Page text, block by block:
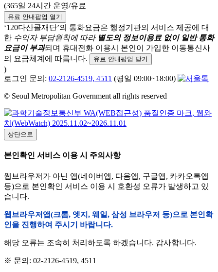
(365일 24시간 운영/유료
유료 안내팝업 열기
‘120다산콜재단’의 통화요금은 행정기관의 서비스 제공에 대
한 수익자 부담원칙에 따라 별도의 정보이용료 없이 일반 통화
요금이 부과되며 휴대전화 이용시 본인이 가입한 이동통신사
의 요금체계에 따릅니다.
유료 안내팝업 닫기
)
로그인 문의: 02-2126-4519, 4511 (평일 09:00~18:00)
© Seoul Metropolitan Government all rights reserved
상단으로
본인확인 서비스 이용 시 주의사항
웹브라우저가 아닌 앱(네이버앱, 다음앱, 구글앱, 카카오톡앱
등)으로 본인확인 서비스 이용 시 호환성 오류가 발생하고 있
습니다.
웹브라우저앱(크롬, 엣지, 웨일, 삼성 브라우저 등)으로 본인확
인을 진행하여 주시기 바랍니다.
해당 오류는 조속히 처리하도록 하겠습니다. 감사합니다.
※ 문의: 02-2126-4519, 4511